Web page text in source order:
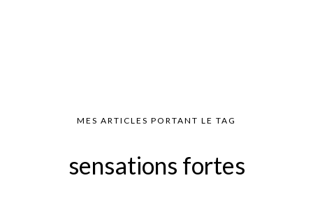
MES ARTICLES PORTANT LE TAG
sensations fortes